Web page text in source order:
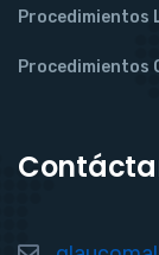
Procedimientos
Procedimientos